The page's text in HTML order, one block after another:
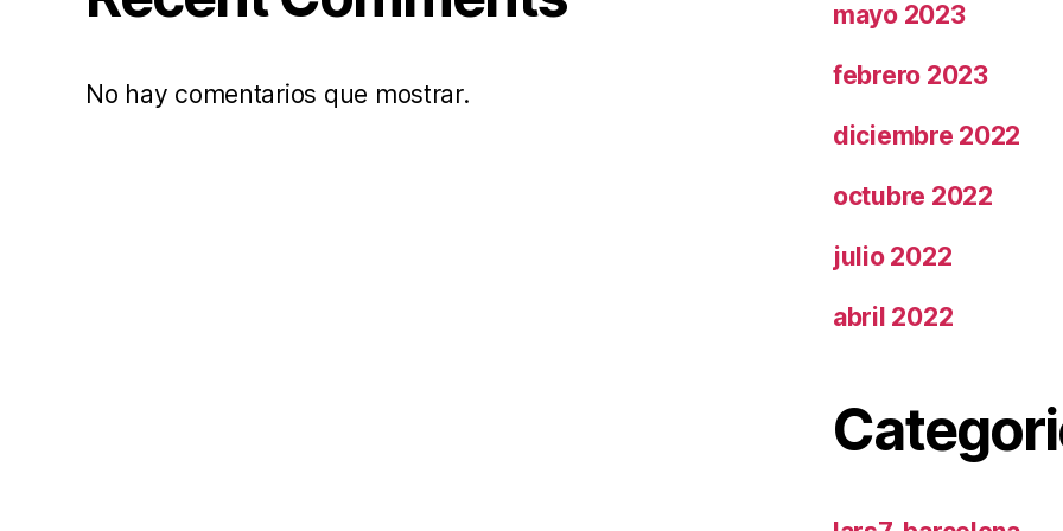
No hay comentarios que mostrar.
mayo 2023
febrero 2023
diciembre 2022
octubre 2022
julio 2022
abril 2022